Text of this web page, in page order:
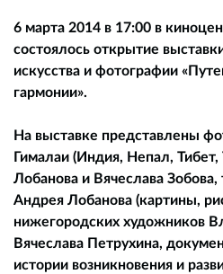
6 марта 2014 в 17:00 в
состоялось открытие
искусства и фотографии
гармонии».
На выставке представлены
Гималаи (Индия, Непал,
Лобанова и Вячеслава
Андрея Лобанова (картины,
нижегородских художников
Вячеслава Петрухина,
истории возникновения и